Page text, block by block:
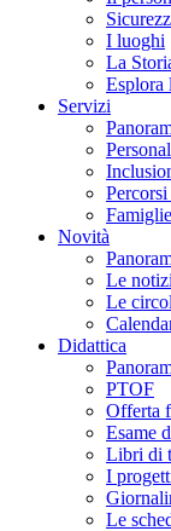
I luoghi
La
Esplora
Servizi
Novità
Le
Le
Didattica
PTOF
Offerta
Esame
Libri di
I
Le